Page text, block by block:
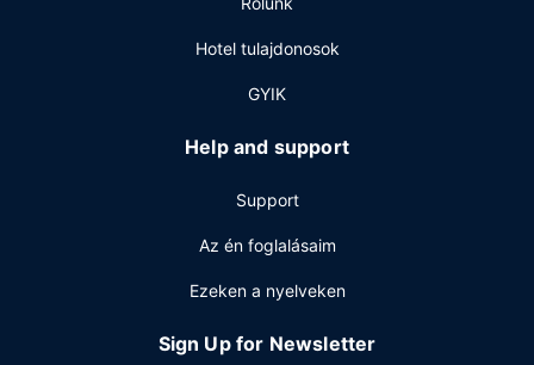
úti célját, hiszen a szálláshely ingyenes transzferjáratot is
Harapj valamit Urban Kitchen menüjéről, mely egyike a
szobádban, mert van kényelmesebb megoldás is: 24 órás
találsz finomságokat. Ha egy frissítő italra vágyik,
vagy 2 bár/társalgó egyikébe. Svédasztalos kínálat reggeli
Hotel tulajdonosok
GYIK
Help and support
Support
Az én foglalásaim
Ezeken a nyelveken
Sign Up for Newsletter